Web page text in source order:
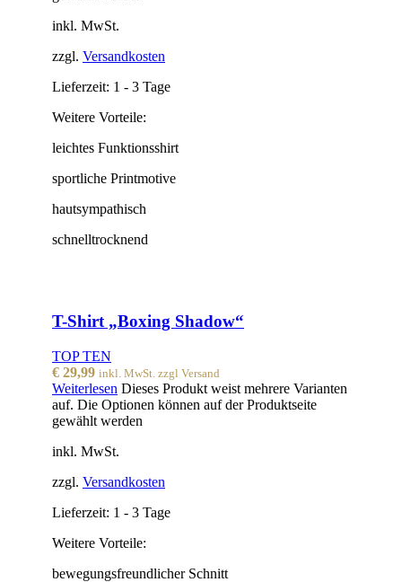
inkl. MwSt.
zzgl. Versandkosten
Lieferzeit: 1 - 3 Tage
Weitere Vorteile:
leichtes Funktionsshirt
sportliche Printmotive
hautsympathisch
schnelltrocknend
T-Shirt „Boxing Shadow“
TOP TEN
€ 29,99 inkl. MwSt. zzgl Versand
Weiterlesen Dieses Produkt weist mehrere Varianten
auf. Die Optionen können auf der Produktseite
gewählt werden
inkl. MwSt.
zzgl. Versandkosten
Lieferzeit: 1 - 3 Tage
Weitere Vorteile:
bewegungsfreundlicher Schnitt